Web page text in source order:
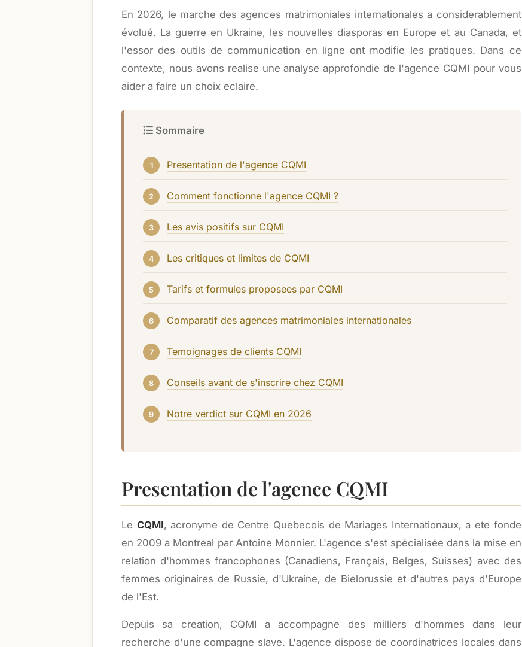
En 2026, le marche des agences matrimoniales internationales a considerablement
évolué. La guerre en Ukraine, les nouvelles diasporas en Europe et au Canada, et
l'essor des outils de communication en ligne ont modifie les pratiques. Dans ce
contexte, nous avons realise une analyse approfondie de l'agence CQMI pour vous
aider a faire un choix eclaire.
Sommaire
Presentation de l'agence CQMI
Comment fonctionne l'agence CQMI ?
Les avis positifs sur CQMI
Les critiques et limites de CQMI
Tarifs et formules proposees par CQMI
Comparatif des agences matrimoniales internationales
Temoignages de clients CQMI
Conseils avant de s'inscrire chez CQMI
Notre verdict sur CQMI en 2026
Presentation de l'agence CQMI
Le CQMI, acronyme de Centre Quebecois de Mariages Internationaux, a ete fonde
en 2009 a Montreal par Antoine Monnier. L'agence s'est spécialisée dans la mise en
relation d'hommes francophones (Canadiens, Français, Belges, Suisses) avec des
femmes originaires de Russie, d'Ukraine, de Bielorussie et d'autres pays d'Europe
de l'Est.
Depuis sa creation, CQMI a accompagne des milliers d'hommes dans leur
recherche d'une compagne slave. L'agence dispose de coordinatrices locales dans